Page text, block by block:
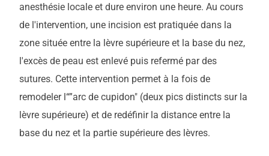
anesthésie locale et dure environ une heure. Au cours
de l'intervention, une incision est pratiquée dans la
zone située entre la lèvre supérieure et la base du nez,
l'excès de peau est enlevé puis refermé par des
sutures. Cette intervention permet à la fois de
remodeler l“”arc de cupidon" (deux pics distincts sur la
lèvre supérieure) et de redéfinir la distance entre la
base du nez et la partie supérieure des lèvres.